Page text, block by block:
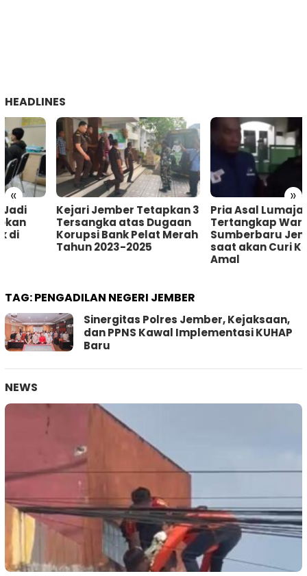
HEADLINES
« »
Kejari Jember Tetapkan 3
Tersangka atas Dugaan
Korupsi Bank Pelat Merah
Tahun 2023-2025
Pria Asal Lumajang
Tertangkap Warga
Sumberbaru Jember
saat akan Curi Kotak
TAG:PENGADILAN NEGERI JEMBER
Sinergitas Polres Jember, Kejaksaan,
dan PPNS Kawal Implementasi KUHAP
Baru
NEWS